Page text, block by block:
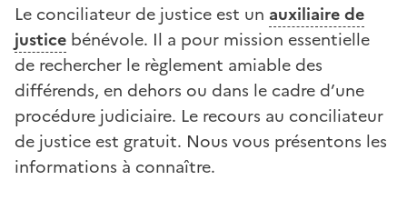
Le conciliateur de justice est un auxiliaire de
justice bénévole. Il a pour mission essentielle
de rechercher le règlement amiable des
différends, en dehors ou dans le cadre d’une
procédure judiciaire. Le recours au conciliateur
de justice est gratuit. Nous vous présentons les
informations à connaître.